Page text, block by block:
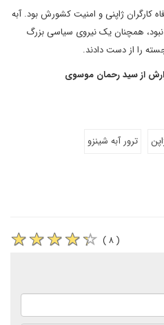
کارگران ژاپنی و امنیت کشورش بود. آبه
همچنان یک نیروی سیاسی بزرگ
را از دست دادند.
از سید رحمان موسوی
ترور آبه شینزو
( ۸ )